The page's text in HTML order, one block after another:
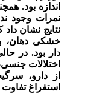
اندازه بود.
نمرات وجود
نتایج نشان داد
خشکی دهان،
دار بود. در
اختلالات
از دارو،
استفراغ